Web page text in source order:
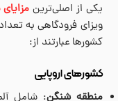
یکی از اصلی‌ترین
ویزای فرودگاهی به
کشورها عبارتند از:
کشورهای اروپایی
منطقه شنگن: شامل